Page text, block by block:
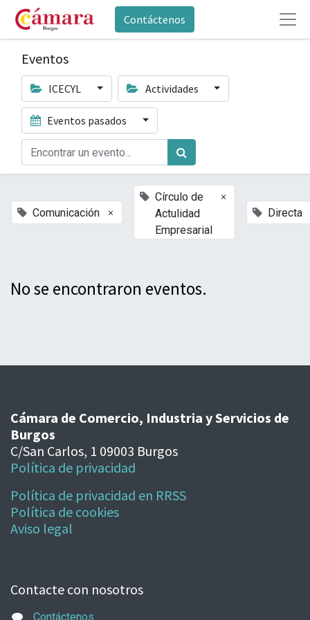
Contáctenos
Eventos
ICECYL Actividades
Eventos pasados
Comunicación ×
Círculo de
Actulidad
Empresarial
×
Directa
No se encontraron eventos.
Cámara de Comercio, Industria y Servicios de
Burgos
C/San Carlos, 1 09003 Burgos
Política de privacidad
Política de privacidad en RRSS
Política de cookies
Aviso legal
Contacte con nosotros
Contáctenos